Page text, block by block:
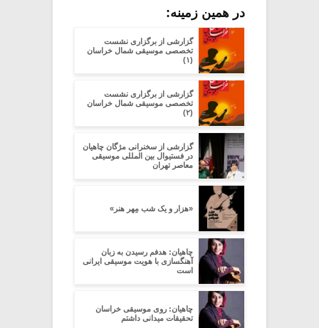
در همین زمینه:
گزارشی از برگزاری نشست
تخصصی موسیقی شمال خراسان
(۱)
گزارشی از برگزاری نشست
تخصصی موسیقی شمال خراسان
(۲)
گزارشی از سخنرانی مژگان چاهیان
در فستیوال بین المللی موسیقی
معاصر تهران
«هزار و یک شب مِهرِ هنر»
چاهیان: هدفم رسیدن به زبان
آهنگسازی با هویت موسیقی ایرانی
است
چاهیان: روی موسیقی خراسان
تحقیقات میدانی داشتم